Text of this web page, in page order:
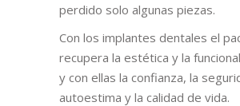
perdido solo algunas piezas.
Con los implantes dentales el
recupera la estética y la
y con ellas la confianza, la
autoestima y la calidad de vida.